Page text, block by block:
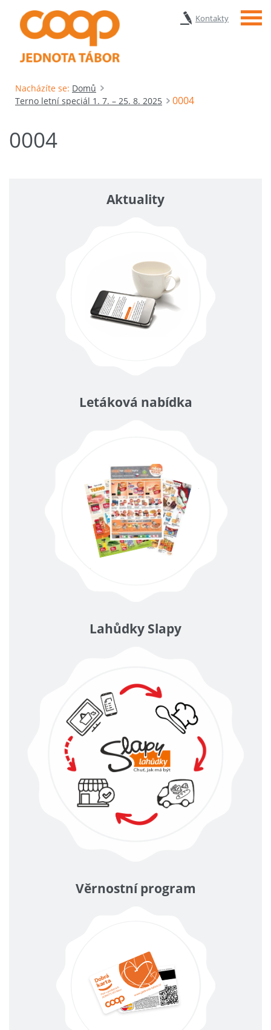
Kontakty Menu
Nacházíte se: Domů
Terno letní speciál 1. 7. – 25. 8. 2025
0004
0004
Aktuality
Letáková nabídka
Lahůdky Slapy
Věrnostní program